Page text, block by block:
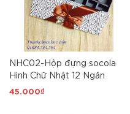
NHC02-Hộp đựng socola
Hình Chữ Nhật 12 Ngăn
45.000₫